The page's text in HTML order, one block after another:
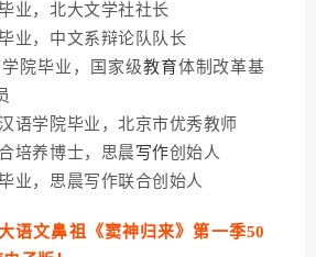
业，北大文学社社长
业，中文系辩论队队长
学院毕业，国家级教育体制改革基
语学院毕业，北京市优秀教师
培养博士，思晨写作创始人
业，思晨写作联合创始人
大语文鼻祖《窦神归来》第一季50